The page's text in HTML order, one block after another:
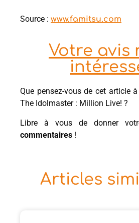
Source : www.famitsu.com
Votre avis
Que pensez-vous de cet article
The Idolmaster : Million Live! ?
Libre à vous de donner
commentaires !
Articles